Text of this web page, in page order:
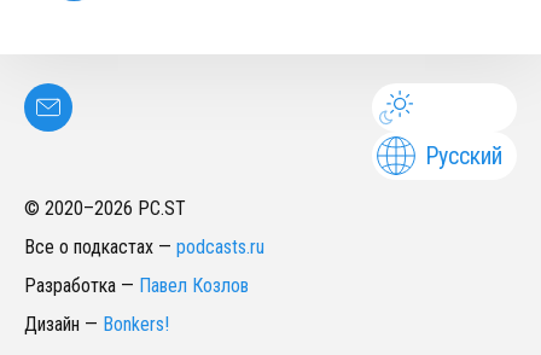
Русский
© 2020–2026 PC.ST
Все о подкастах — podcasts.ru
Разработка — Павел Козлов
Дизайн — Bonkers!